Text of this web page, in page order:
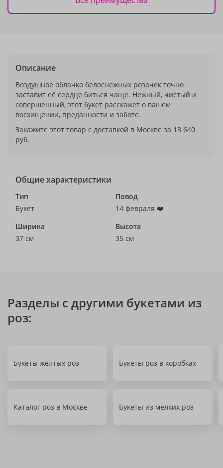
Описание
Воздушное облачко белоснежных розочек точно
заставит её сердце биться чаще. Нежный, чистый и
совершенный, этот букет расскажет о вашем
восхищении, преданности и заботе.
Закажите этот товар с доставкой в Москве за 13 640
руб.
Общие характеристики
Тип
Букет
Повод
14 февраля ❤️
Ширина
37 см
Высота
35 см
Разделы с другими букетами из
роз:
Букеты желтых роз Букеты роз в коробках
Каталог роз в Москве Букеты из мелких роз